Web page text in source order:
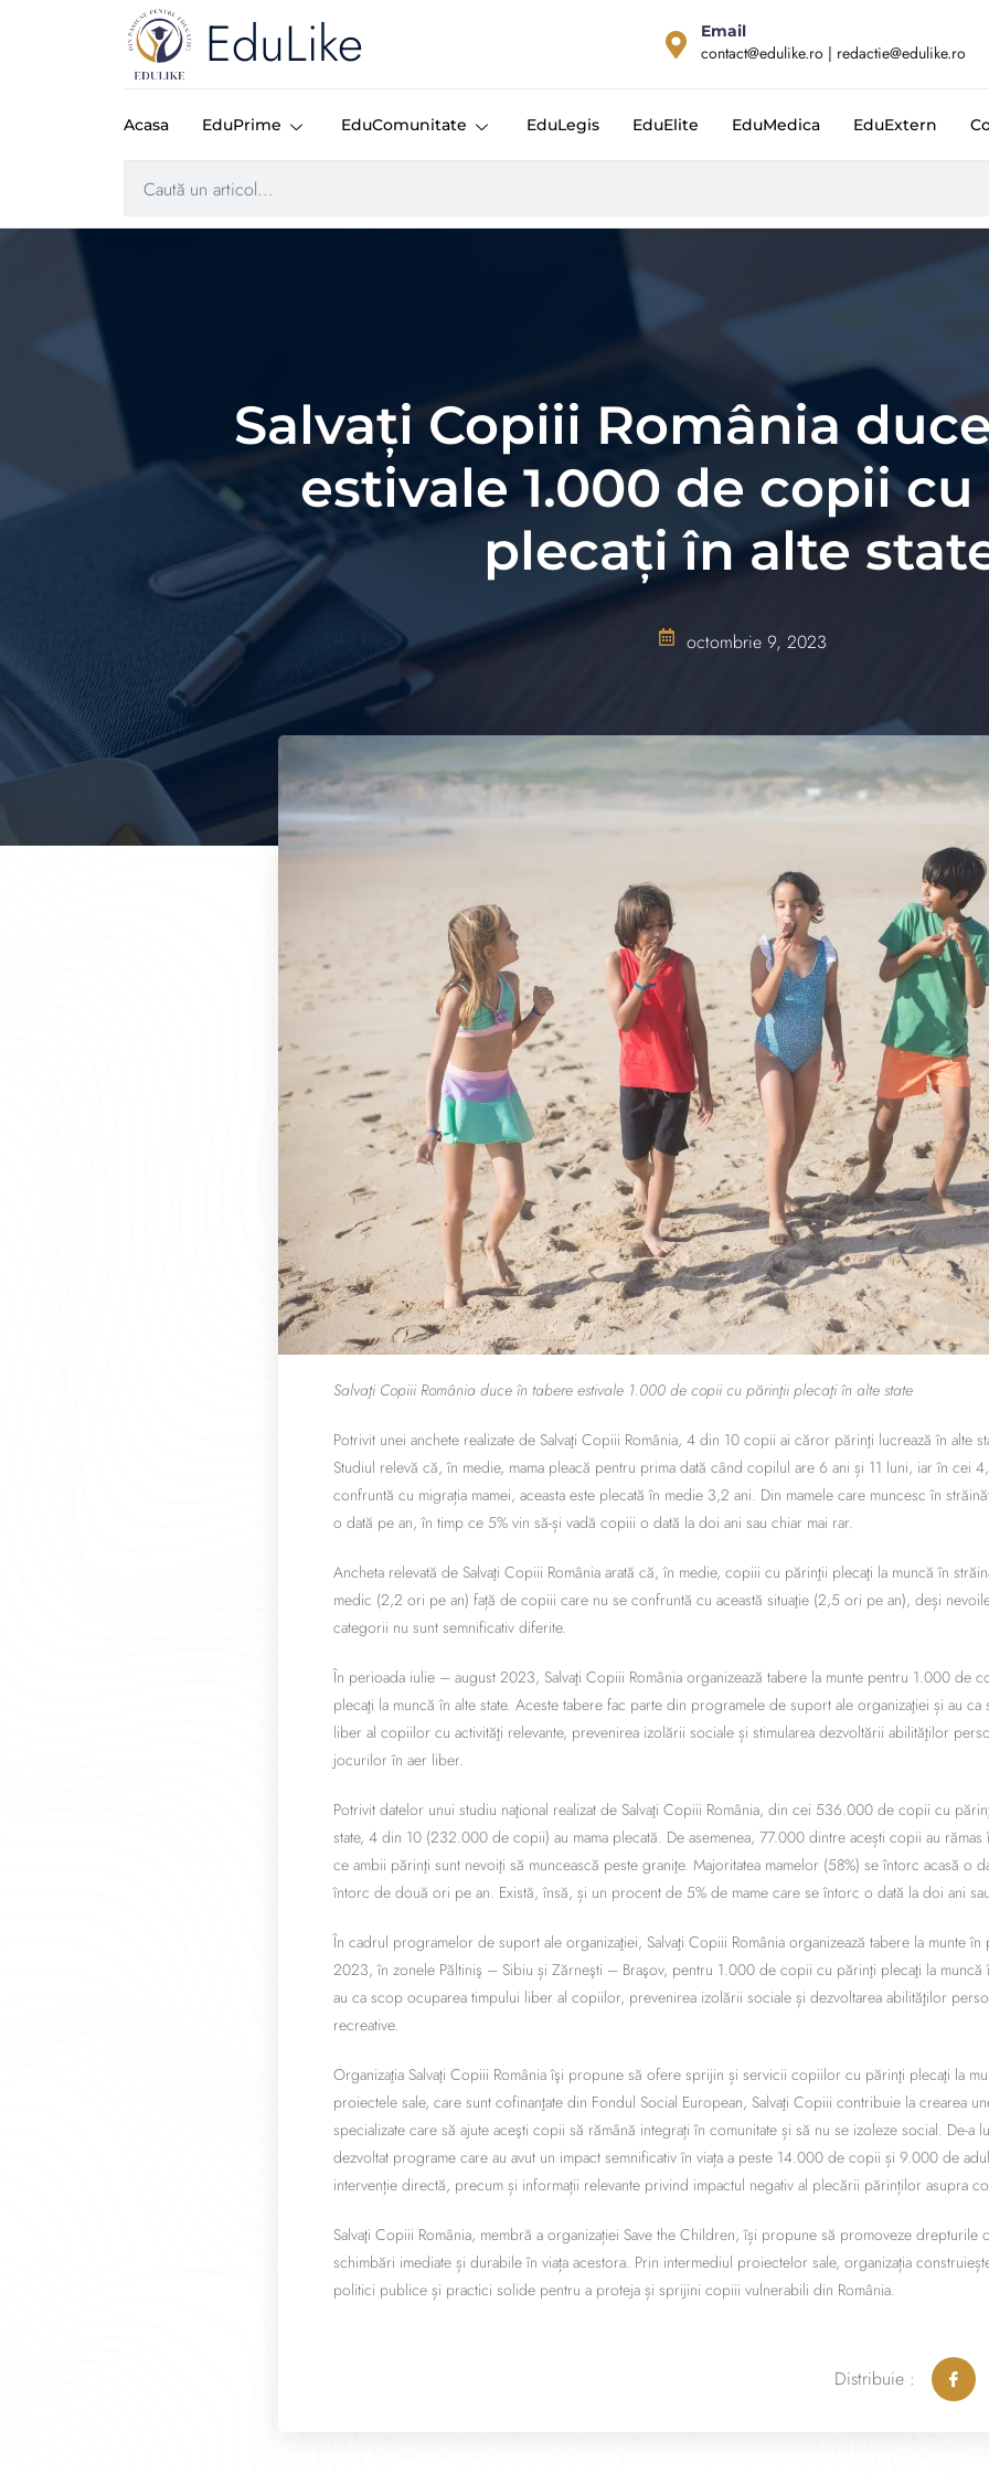
EduLike Email
contact@edulike.ro | redactie@edulike.ro
Acasa EduPrime EduComunitate EduLegis EduElite EduMedica EduExtern
Salvaţi Copiii România
estivale 1.000 de copii
plecaţi în alte
octombrie 9, 2023
Salvaţi Copiii România duce în tabere estivale 1.000 de copii cu părinţii plecaţi în alte state
Potrivit unei anchete realizate de Salvaţi Copiii România, 4 din 10 copii ai căror părinţi lucrează în alte
Studiul relevă că, în medie, mama pleacă pentru prima dată când copilul are 6 ani și 11 luni, iar în cei
confruntă cu migrația mamei, aceasta este plecată în medie 3,2 ani. Din mamele care muncesc în
o dată pe an, în timp ce 5% vin să-și vadă copiii o dată la doi ani sau chiar mai rar.
Ancheta relevată de Salvaţi Copiii România arată că, în medie, copiii cu părinţii plecaţi la muncă în
medic (2,2 ori pe an) față de copiii care nu se confruntă cu această situaţie (2,5 ori pe an), deși
categorii nu sunt semnificativ diferite.
În perioada iulie – august 2023, Salvaţi Copiii România organizează tabere la munte pentru 1.000 de
plecaţi la muncă în alte state. Aceste tabere fac parte din programele de suport ale organizaţiei și au
liber al copiilor cu activităţi relevante, prevenirea izolării sociale și stimularea dezvoltării abilităţilor
jocurilor în aer liber.
Potrivit datelor unui studiu naţional realizat de Salvaţi Copiii România, din cei 536.000 de copii cu
state, 4 din 10 (232.000 de copii) au mama plecată. De asemenea, 77.000 dintre acești copii au
ce ambii părinţi sunt nevoiţi să muncească peste graniţe. Majoritatea mamelor (58%) se întorc acasă o
întorc de două ori pe an. Există, însă, și un procent de 5% de mame care se întorc o dată la doi ani
În cadrul programelor de suport ale organizaţiei, Salvaţi Copiii România organizează tabere la munte
2023, în zonele Păltiniş – Sibiu și Zărneşti – Braşov, pentru 1.000 de copii cu părinţi plecaţi la muncă
au ca scop ocuparea timpului liber al copiilor, prevenirea izolării sociale și dezvoltarea abilităţilor
recreative.
Organizaţia Salvaţi Copiii România îşi propune să ofere sprijin și servicii copiilor cu părinţi plecaţi la
proiectele sale, care sunt cofinanţate din Fondul Social European, Salvaţi Copiii contribuie la crearea
specializate care să ajute aceşti copii să rămână integrați în comunitate și să nu se izoleze social. De-a
dezvoltat programe care au avut un impact semnificativ în viața a peste 14.000 de copii și 9.000 de
intervenție directă, precum și informații relevante privind impactul negativ al plecării părinților asupra
Salvaţi Copiii România, membră a organizației Save the Children, își propune să promoveze drepturile
schimbări imediate și durabile în viața acestora. Prin intermediul proiectelor sale, organizația
politici publice și practici solide pentru a proteja și sprijini copiii vulnerabili din România.
Distribuie :